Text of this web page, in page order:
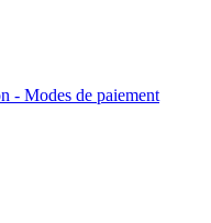
- Modes de paiement